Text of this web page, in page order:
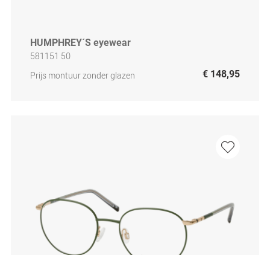
HUMPHREY´S eyewear
581151 50
Prijs montuur zonder glazen
€ 148,95